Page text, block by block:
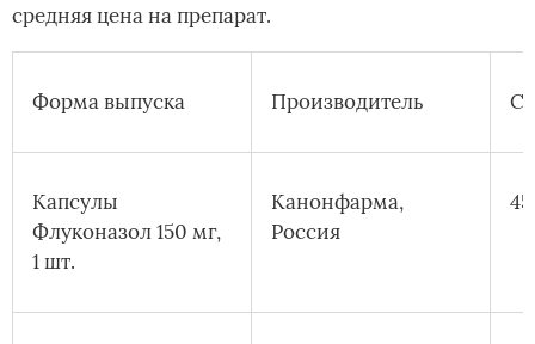
средняя цена на препарат.
Форма выпуска Производитель
Капсулы
Флуконазол 150 мг,
1 шт.
Канонфарма,
Россия
45